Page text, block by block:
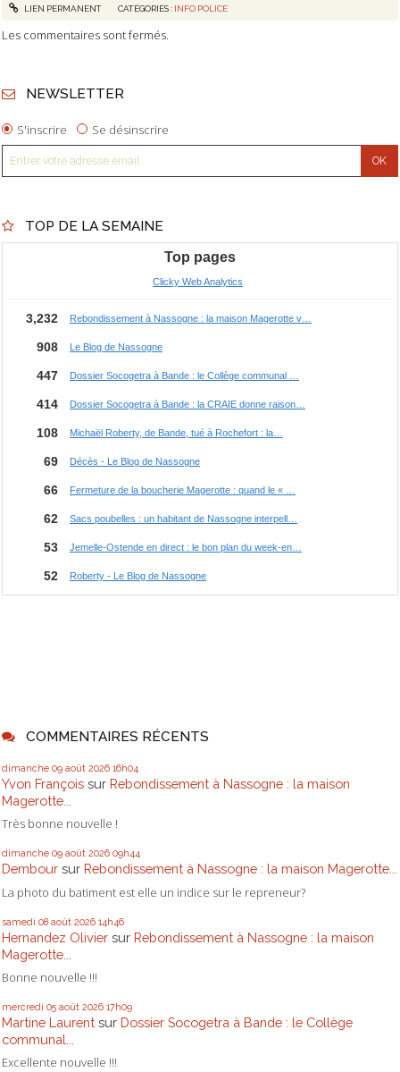
LIEN PERMANENT CATÉGORIES : INFO POLICE
Les commentaires sont fermés.
NEWSLETTER
S'inscrire Se désinscrire
TOP DE LA SEMAINE
COMMENTAIRES RÉCENTS
dimanche 09 août 2026 16h04
Yvon François sur Rebondissement à Nassogne : la maison
Magerotte...
Très bonne nouvelle !
dimanche 09 août 2026 09h44
Dembour sur Rebondissement à Nassogne : la maison Magerotte...
La photo du batiment est elle un indice sur le repreneur?
samedi 08 août 2026 14h46
Hernandez Olivier sur Rebondissement à Nassogne : la maison
Magerotte...
Bonne nouvelle !!!
mercredi 05 août 2026 17h09
Martine Laurent sur Dossier Socogetra à Bande : le Collège
communal...
Excellente nouvelle !!!